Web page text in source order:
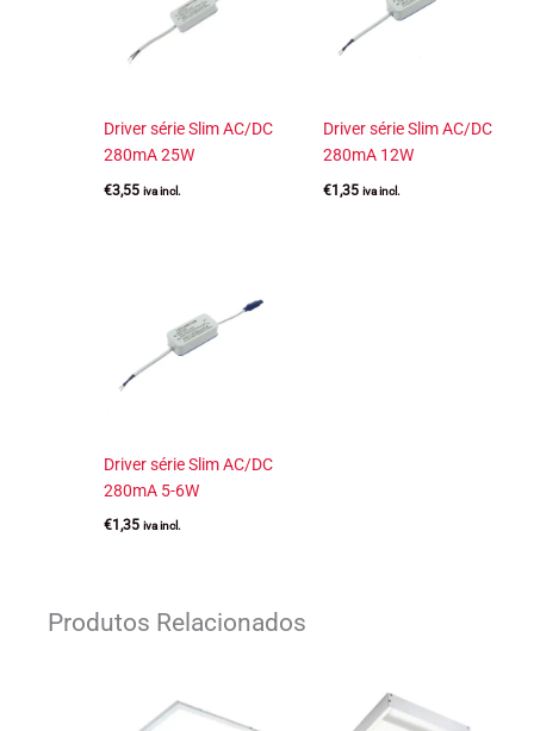
Driver série Slim AC/DC
280mA 25W
€3,55 iva incl.
Driver série Slim AC/DC
280mA 12W
€1,35 iva incl.
Driver série Slim AC/DC
280mA 5-6W
€1,35 iva incl.
Produtos Relacionados